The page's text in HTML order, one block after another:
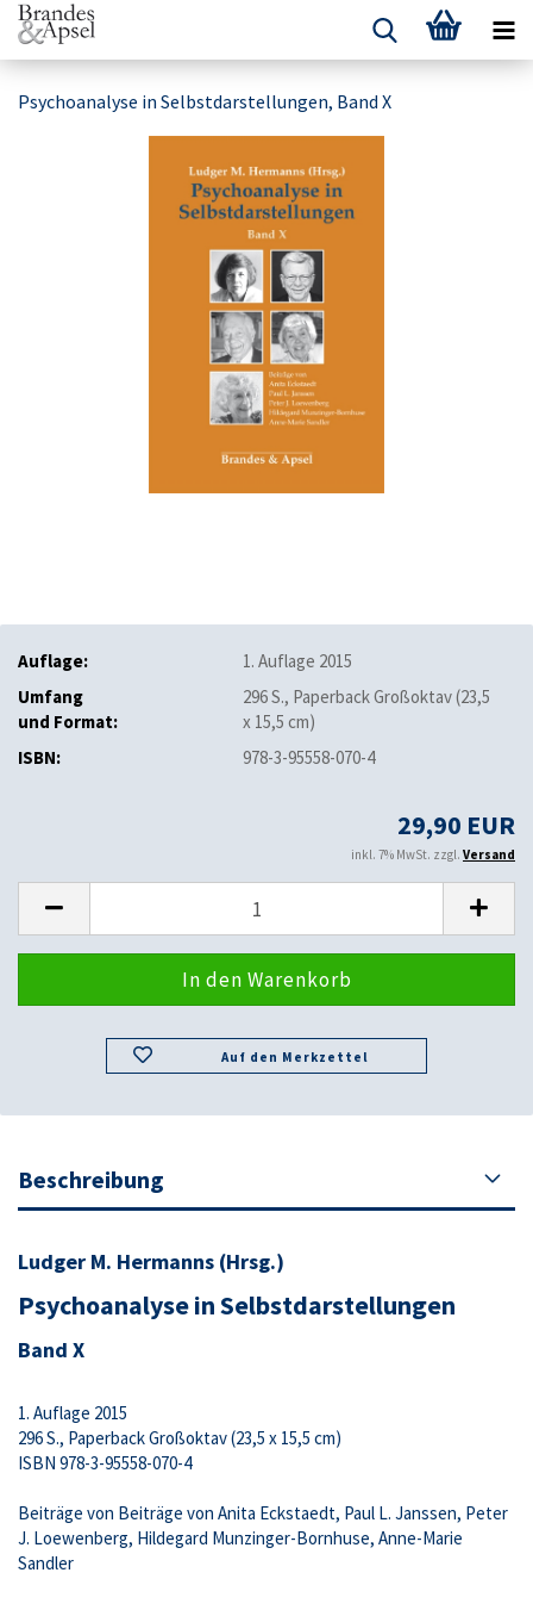
Psychoanalyse in Selbstdarstellungen, Band X
Auflage:
1. Auflage 2015
Umfang
und Format:
296 S., Paperback Großoktav (23,5
x 15,5 cm)
ISBN:
978-3-95558-070-4
29,90 EUR
inkl. 7% MwSt. zzgl. Versand
Auf den Merkzettel
Beschreibung
Ludger M. Hermanns (Hrsg.)
Psychoanalyse in Selbstdarstellungen
Band X
1. Auflage 2015
296 S., Paperback Großoktav (23,5 x 15,5 cm)
ISBN 978-3-95558-070-4
Beiträge von Beiträge von Anita Eckstaedt, Paul L. Janssen, Peter
J. Loewenberg, Hildegard Munzinger-Bornhuse, Anne-Marie
Sandler